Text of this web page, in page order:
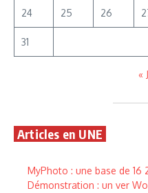
24 25 26
31
«
Articles en UNE
MyPhoto : une base de 16
Démonstration : un ver